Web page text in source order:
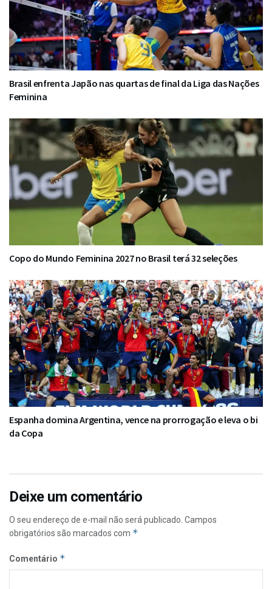
Brasil enfrenta Japão nas quartas de final da Liga das Nações
Feminina
Copo do Mundo Feminina 2027 no Brasil terá 32 seleções
Espanha domina Argentina, vence na prorrogação e leva o bi
da Copa
Deixe um comentário
O seu endereço de e-mail não será publicado. Campos
obrigatórios são marcados com *
Comentário *